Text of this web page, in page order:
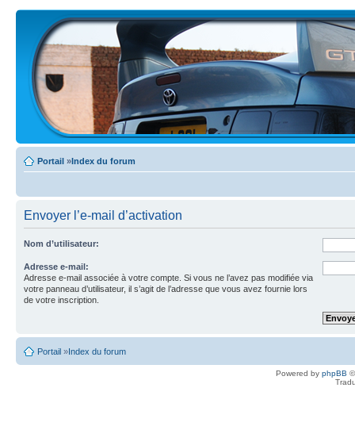
Portail »Index du forum
Envoyer l’e-mail d’activation
Nom d’utilisateur:
Adresse e-mail:
Adresse e-mail associée à votre compte. Si vous ne l’avez pas modifiée via
votre panneau d’utilisateur, il s’agit de l’adresse que vous avez fournie lors
de votre inscription.
Portail »Index du forum
Powered by phpBB